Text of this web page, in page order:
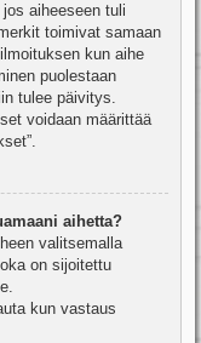
aiheeseen tuli
toimivat samaan
kun aihe
puolestaan
tulee päivitys.
voidaan määrittää
aihetta?
valitsemalla
on sijoitettu
kun vastaus